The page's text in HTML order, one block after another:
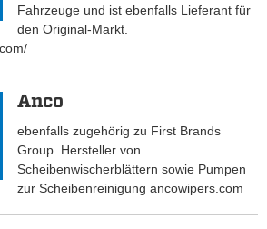
Fahrzeuge und ist ebenfalls Lieferant für
den Original-Markt.
Anco
ebenfalls zugehörig zu First Brands
Group. Hersteller von
Scheibenwischerblättern sowie Pumpen
zur Scheibenreinigung ancowipers.com